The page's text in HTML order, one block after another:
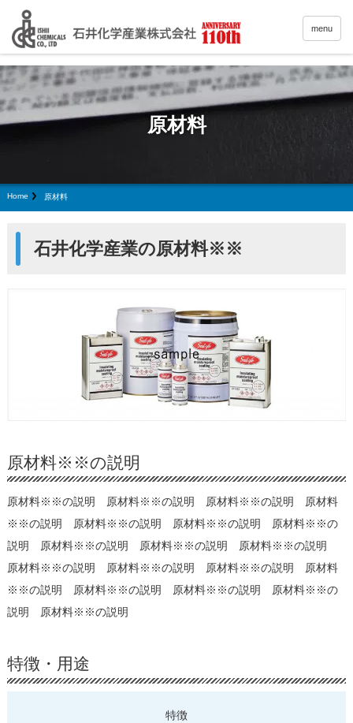
menu
原材料
Home 原材料
石井化学産業の原材料※※
原材料※※の説明
原材料※※の説明 原材料※※の説明 原材料※※の説明 原材料
※※の説明 原材料※※の説明 原材料※※の説明 原材料※※の
説明 原材料※※の説明 原材料※※の説明 原材料※※の説明
原材料※※の説明 原材料※※の説明 原材料※※の説明 原材料
※※の説明 原材料※※の説明 原材料※※の説明 原材料※※の
説明 原材料※※の説明
特徴・用途
特徴